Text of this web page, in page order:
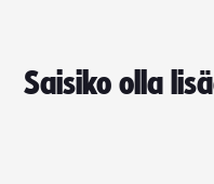
Saisiko olla